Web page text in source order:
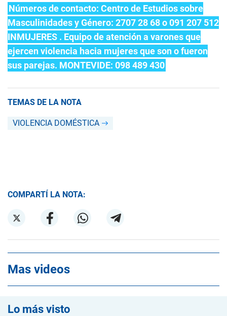
Números de contacto: Centro de Estudios sobre
Masculinidades y Género: 2707 28 68 o 091 207 512
INMUJERES . Equipo de atención a varones que
ejercen violencia hacia mujeres que son o fueron
sus parejas. MONTEVIDE: 098 489 430
TEMAS DE LA NOTA
VIOLENCIA DOMÉSTICA
COMPARTÍ LA NOTA:
Mas videos
Lo más visto